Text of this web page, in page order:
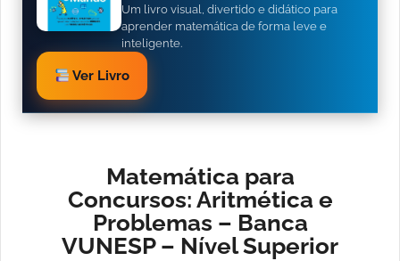
Um livro visual, divertido e didático para
aprender matemática de forma leve e
inteligente.
Ver Livro
Matemática para
Concursos: Aritmética e
Problemas – Banca
VUNESP – Nível Superior